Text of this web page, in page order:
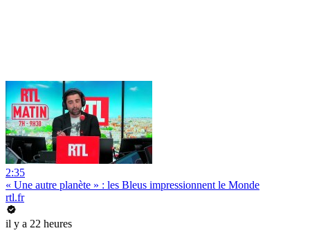
2:35
« Une autre planète » : les Bleus impressionnent le Monde
rtl.fr
il y a 22 heures